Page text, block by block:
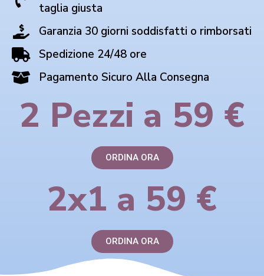
taglia giusta
Garanzia 30 giorni soddisfatti o rimborsati
Spedizione 24/48 ore
Pagamento Sicuro Alla Consegna
2 Pezzi a 59 €
ORDINA ORA
2x1 a 59 €
ORDINA ORA